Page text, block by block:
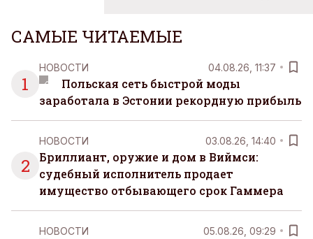
САМЫЕ ЧИТАЕМЫЕ
1
НОВОСТИ 04.08.26, 11:37
Польская сеть быстрой моды
заработала в Эстонии рекордную прибыль
2
НОВОСТИ 03.08.26, 14:40
Бриллиант, оружие и дом в Виймси:
судебный исполнитель продает
имущество отбывающего срок Гаммера
НОВОСТИ 05.08.26, 09:29